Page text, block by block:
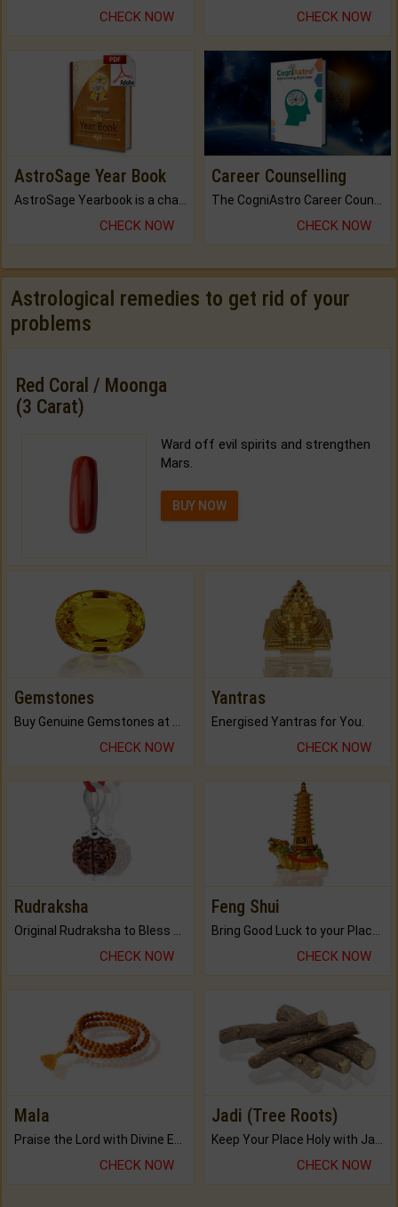
CHECK NOW CHECK NOW
AstroSage Year Book
AstroSage Yearbook is a channel to fulfill your dreams and destiny.
CHECK NOW
Career Counselling
The CogniAstro Career Counselling Report is the most comprehensive report available on this topic.
CHECK NOW
Astrological remedies to get rid of your
problems
Red Coral / Moonga
(3 Carat)
Ward off evil spirits and strengthen
Mars.
BUY NOW
Gemstones
CHECK NOW
Yantras
Energised Yantras for You.
CHECK NOW
Rudraksha
CHECK NOW
Feng Shui
CHECK NOW
Mala
CHECK NOW
Jadi (Tree Roots)
CHECK NOW